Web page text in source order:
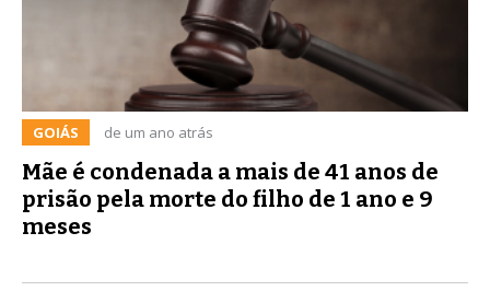
GOIÁS de um ano atrás
Mãe é condenada a mais de 41 anos de
prisão pela morte do filho de 1 ano e 9
meses